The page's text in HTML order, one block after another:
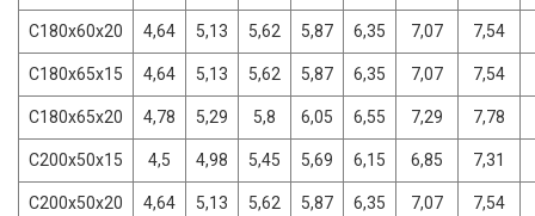
C180x60x20 4,64 5,13 5,62 5,87 6,35 7,07 7,54
C180x65x15 4,64 5,13 5,62 5,87 6,35 7,07 7,54
C180x65x20 4,78 5,29 5,8 6,05 6,55 7,29 7,78
C200x50x15 4,5 4,98 5,45 5,69 6,15 6,85 7,31
C200x50x20 4,64 5,13 5,62 5,87 6,35 7,07 7,54